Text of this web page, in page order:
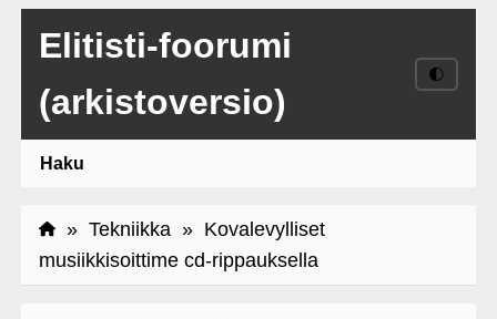
Elitisti-foorumi
(arkistoversio)
🌓
Haku
» Tekniikka» Kovalevylliset
musiikkisoittime cd-rippauksella